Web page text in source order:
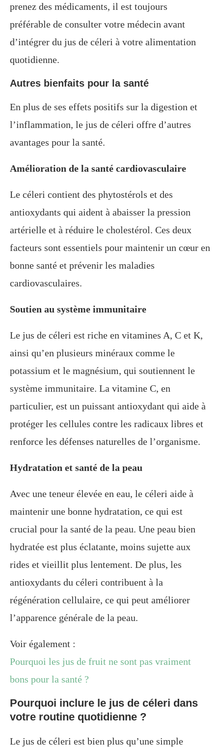
prenez des médicaments, il est toujours
préférable de consulter votre médecin avant
d’intégrer du jus de céleri à votre alimentation
quotidienne.
Autres bienfaits pour la santé
En plus de ses effets positifs sur la digestion et
l’inflammation, le jus de céleri offre d’autres
avantages pour la santé.
Amélioration de la santé cardiovasculaire
Le céleri contient des phytostérols et des
antioxydants qui aident à abaisser la pression
artérielle et à réduire le cholestérol. Ces deux
facteurs sont essentiels pour maintenir un cœur en
bonne santé et prévenir les maladies
cardiovasculaires.
Soutien au système immunitaire
Le jus de céleri est riche en vitamines A, C et K,
ainsi qu’en plusieurs minéraux comme le
potassium et le magnésium, qui soutiennent le
système immunitaire. La vitamine C, en
particulier, est un puissant antioxydant qui aide à
protéger les cellules contre les radicaux libres et
renforce les défenses naturelles de l’organisme.
Hydratation et santé de la peau
Avec une teneur élevée en eau, le céleri aide à
maintenir une bonne hydratation, ce qui est
crucial pour la santé de la peau. Une peau bien
hydratée est plus éclatante, moins sujette aux
rides et vieillit plus lentement. De plus, les
antioxydants du céleri contribuent à la
régénération cellulaire, ce qui peut améliorer
l’apparence générale de la peau.
Voir également :
Pourquoi les jus de fruit ne sont pas vraiment
bons pour la santé ?
Pourquoi inclure le jus de céleri dans
votre routine quotidienne ?
Le jus de céleri est bien plus qu’une simple